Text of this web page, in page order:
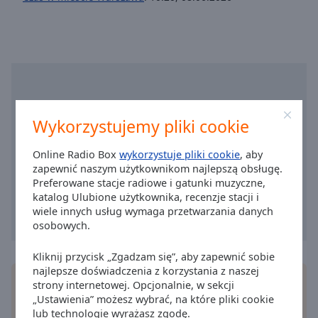
Wykorzystujemy pliki cookie
Online Radio Boxwykorzystuje pliki cookie, aby
zapewnić naszym użytkownikom najlepszą obsługę.
Preferowane stacje radiowe i gatunki muzyczne,
katalog Ulubione użytkownika, recenzje stacji i
wiele innych usług wymaga przetwarzania danych
osobowych.
Kliknij przycisk „Zgadzam się”, aby zapewnić sobie
najlepsze doświadczenia z korzystania z naszej
strony internetowej. Opcjonalnie, w sekcji
„Ustawienia” możesz wybrać, na które pliki cookie
lub technologie wyrażasz zgodę.
Opacity
Background
Opacity
Radio Open FM - Punk Rock
Radio Open FM - Ciężkie Brzmienia
Radio Open FM - Classic Metal
Radio Open FM - 500 Heavy Hits
Radio Open FM - Classic Rock
Radio Open FM - Rock Ballady
Radio Open FM - American Rock
Radio Open FM - Giganci Rocka
Instałuj darmową aplikacjęOnline Radio Box do
swego smartfonu i słuchaj uliubionę stacji radiowe
na żywo gdziekolwiek!